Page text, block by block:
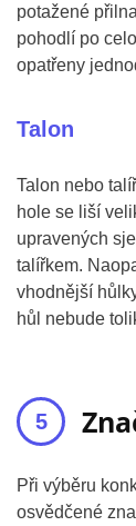
potažené
pohodlí po
opatřeny
Talon
Talon nebo
hole se liší
upravených
talířkem.
vhodnější
hůl nebude
Při výběru
osvědčené